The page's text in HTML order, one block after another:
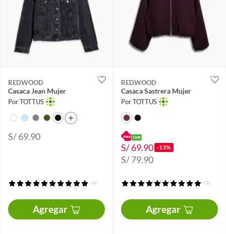
REDWOOD
Casaca Jean Mujer
Por TOTTUS
S/ 69.90
(4)
Agregar
REDWOOD
Casaca Sastrera Mujer
Por TOTTUS
S/ 69.90 -13%
S/ 79.90
(5)
Agregar